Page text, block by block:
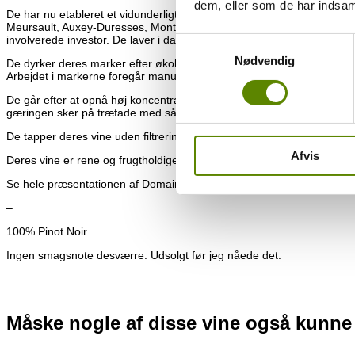
dem, eller som de har
Samtykkevalg
Nødvendig
Afvis
De har nu etableret et vidunderligt beliggende Domaine, hvortil de i
Meursault, Auxey-Duresses, Monthelie og Volnay. Men ikke nok
involverede investor. De laver i dag ca. 35.000 flasker om året, hvoraf
De dyrker deres marker efter økologiske og biodynamiske
Arbejdet i markerne foregår manuelt – også pløjningen, og der
De går efter at opnå høj koncentration i deres druer for at opnå
gæringen sker på træfade med så lidt indblanding som muligt. De
De tapper deres vine uden filtrering, hvorfor man selv i de unge vine
Deres vine er rene og frugtholdige, og kan nydes fra de er helt
Se hele præsentationen af Domaine Terres de Velle
–
100% Pinot Noir
Ingen smagsnote desværre. Udsolgt før jeg nåede det.
Måske nogle af disse vine også